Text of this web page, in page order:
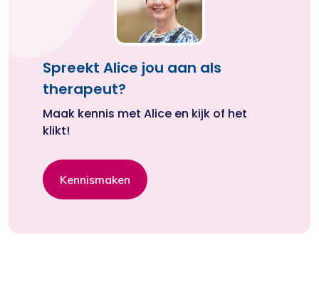
Spreekt Alice jou aan als
therapeut?
Maak kennis met Alice en kijk of het
klikt!
Kennismaken